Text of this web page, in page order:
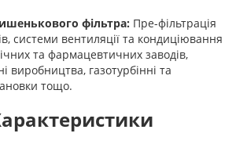
фільтра: Пре-фільтрація
системи вентиляції та кондиціювання
та фармацевтичних заводів,
виробництва, газотурбінні та
тощо.